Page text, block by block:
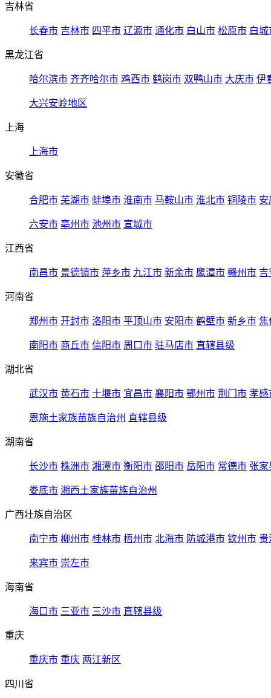
吉林省
长春市 吉林市 四平市 辽源市 通化市 白山市 松原市 白城
黑龙江省
哈尔滨市 齐齐哈尔市 鸡西市 鹤岗市 双鸭山市 大庆市 伊
大兴安岭地区
上海
上海市
安徽省
合肥市 芜湖市 蚌埠市 淮南市 马鞍山市 淮北市 铜陵市 安
六安市 亳州市 池州市 宣城市
江西省
南昌市 景德镇市 萍乡市 九江市 新余市 鹰潭市 赣州市 吉
河南省
郑州市 开封市 洛阳市 平顶山市 安阳市 鹤壁市 新乡市 焦
南阳市 商丘市 信阳市 周口市 驻马店市 直辖县级
湖北省
武汉市 黄石市 十堰市 宜昌市 襄阳市 鄂州市 荆门市 孝感
恩施土家族苗族自治州 直辖县级
湖南省
长沙市 株洲市 湘潭市 衡阳市 邵阳市 岳阳市 常德市 张家
娄底市 湘西土家族苗族自治州
广西壮族自治区
南宁市 柳州市 桂林市 梧州市 北海市 防城港市 钦州市 贵
来宾市 崇左市
海南省
海口市 三亚市 三沙市 直辖县级
重庆
重庆市 重庆 两江新区
四川省